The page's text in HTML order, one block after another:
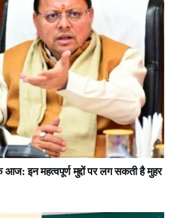
इन महत्वपूर्ण मुद्दों पर लग सकती है मुहर